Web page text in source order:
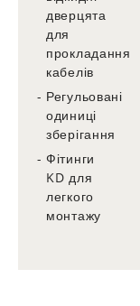
дверцята
для
прокладання
кабелів
Регульовані
одиниці
зберігання
Фітинги
KD для
легкого
монтажу